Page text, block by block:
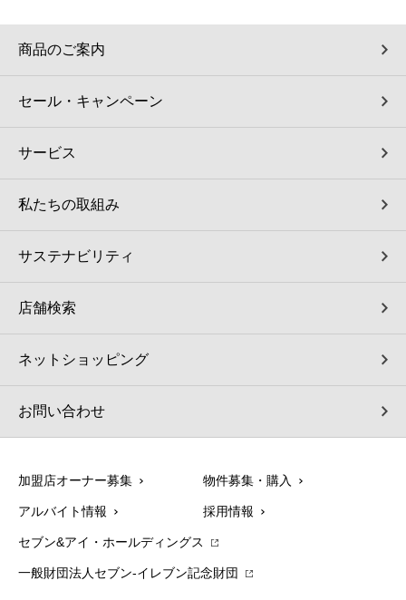
商品のご案内
セール・キャンペーン
サービス
私たちの取組み
サステナビリティ
店舗検索
ネットショッピング
お問い合わせ
加盟店オーナー募集 物件募集・購入
アルバイト情報 採用情報
セブン&アイ・ホールディングス
一般財団法人セブン-イレブン記念財団